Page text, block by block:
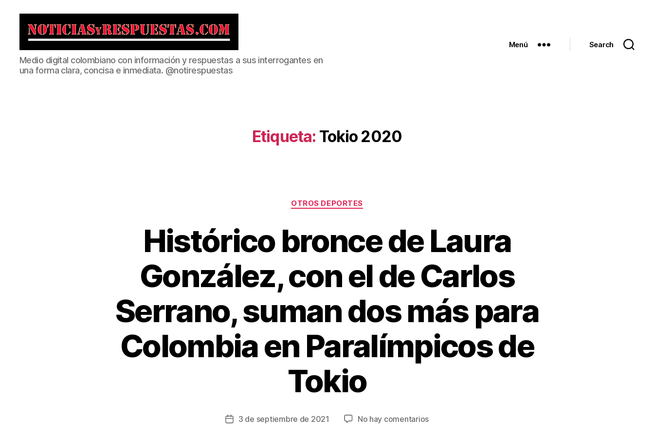
Noticias
y
Respuestas
Medio digital colombiano con información y respuestas a sus interrogantes en
una forma clara, concisa e inmediata. @notirespuestas
Menú Search
Etiqueta: Tokio 2020
Categorías
OTROS DEPORTES
Histórico bronce de Laura
González, con el de Carlos
Serrano, suman dos más para
Colombia en Paralímpicos de
Tokio
Fecha3 de septiembre de 2021 No hay comentariosen